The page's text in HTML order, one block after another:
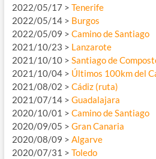
2022/05/17 > Tenerife
2022/05/14 > Burgos
2022/05/09 > Camino de Santiago
2021/10/23 > Lanzarote
2021/10/10 > Santiago de
2021/10/04 > Últimos 100km del
2021/08/02 > Cádiz (ruta)
2021/07/14 > Guadalajara
2020/10/01 > Camino de Santiago
2020/09/05 > Gran Canaria
2020/08/09 > Algarve
2020/07/31 > Toledo